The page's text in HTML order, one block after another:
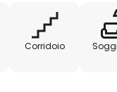
Corridoio